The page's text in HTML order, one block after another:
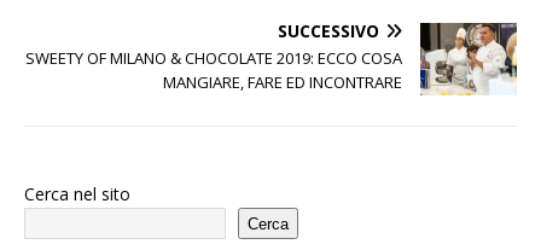
SUCCESSIVO
SWEETY OF MILANO & CHOCOLATE 2019: ECCO COSA
MANGIARE, FARE ED INCONTRARE
Cerca nel sito
Cerca